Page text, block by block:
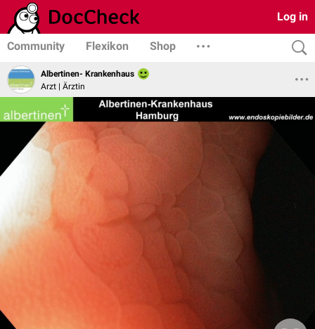
Log in
Community Flexikon Shop
Albertinen- Krankenhaus
Arzt | Ärztin